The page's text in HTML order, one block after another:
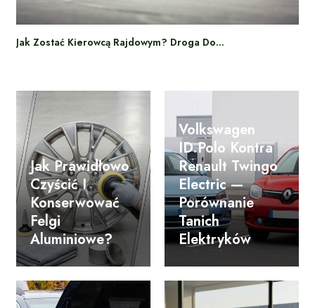
Jak Zostać Kierowcą Rajdowym? Droga Do…
Jak Prawidłowo
Czyścić I
Konserwować
Felgi
Aluminiowe?
Volkswagen
ID.Polo Kontra
Renault Twingo
Electric —
Porównanie
Tanich
Elektryków